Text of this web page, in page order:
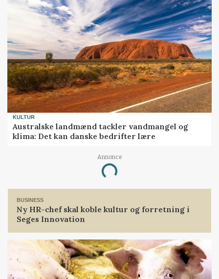
KULTUR
Australske landmænd tackler vandmangel og
klima: Det kan danske bedrifter lære
Annonce
Loading...
BUSINESS
Ny HR-chef skal koble kultur og forretning i
Seges Innovation